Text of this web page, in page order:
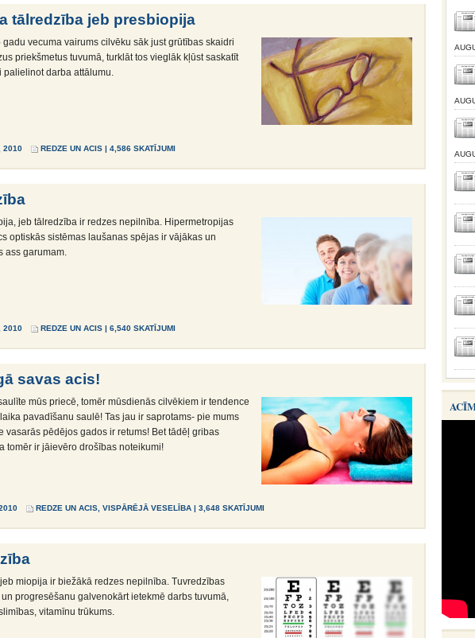
tālredzība jeb presbiopija
gadu vecuma vairums cilvēku sāk just grūtības skaidri
priekšmetus tuvumā, turklāt tos vieglāk kļūst saskatīt
palielinot darba attālumu.
2010 REDZE UN ACIS | 4,586 SKATĪJUMI
jeb tālredzība ir redzes nepilnība. Hipermetropijas
optiskās sistēmas laušanas spējas ir vājākas un
ass garumam.
2010 REDZE UN ACIS | 6,540 SKATĪJUMI
savas acis!
mūs priecē, tomēr mūsdienās cilvēkiem ir tendence
pavadīšanu saulē! Tas jau ir saprotams- pie mums
vasarās pēdējos gados ir retums! Bet tādēļ gribas
tomēr ir jāievēro drošības noteikumi!
REDZE UN ACIS VISPĀRĒJĀ VESELĪBA | 3,648 SKATĪJUMI
miopija ir biežākā redzes nepilnība. Tuvredzības
progresēšanu galvenokārt ietekmē darbs tuvumā,
vitamīnu trūkums.